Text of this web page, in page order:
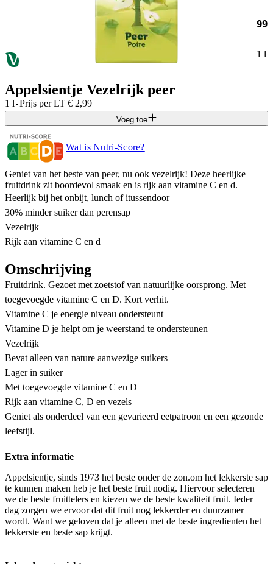
99
1 l
Appelsientje Vezelrijk peer
1 l·Prijs per LT € 2,99
Voeg toe
Wat is Nutri-Score?
Geniet van het beste van peer, nu ook vezelrijk! Deze heerlijke
fruitdrink zit boordevol smaak en is rijk aan vitamine C en d.
Heerlijk bij het onbijt, lunch of itussendoor
30% minder suiker dan perensap
Vezelrijk
Rijk aan vitamine C en d
Omschrijving
Fruitdrink. Gezoet met zoetstof van natuurlijke oorsprong. Met
toegevoegde vitamine C en D. Kort verhit.
Vitamine C je energie niveau ondersteunt
Vitamine D je helpt om je weerstand te ondersteunen
Vezelrijk
Bevat alleen van nature aanwezige suikers
Lager in suiker
Met toegevoegde vitamine C en D
Rijk aan vitamine C, D en vezels
Geniet als onderdeel van een gevarieerd eetpatroon en een gezonde
leefstijl.
Extra informatie
Appelsientje, sinds 1973 het beste onder de zon.om het lekkerste sap
te kunnen maken heb je het beste fruit nodig. Hiervoor selecteren
we de beste fruittelers en kiezen we de beste kwaliteit fruit. Ieder
dag zorgen we ervoor dat dit fruit nog lekkerder en duurzamer
wordt. Want we geloven dat je alleen met de beste ingredienten het
lekkerste en beste sap krijgt.